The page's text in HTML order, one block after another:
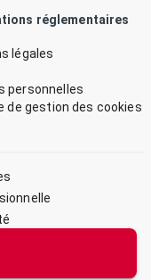
réglementaires
légales
personnelles
de gestion des cookies